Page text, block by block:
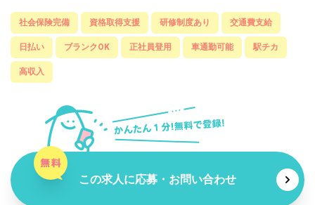
社会保険完備 資格取得支援 研修制度あり 交通費支給
日払い ブランクOK 正社員登用 車通勤可能 駅チカ
高収入
この求人に応募・お問い合わせ